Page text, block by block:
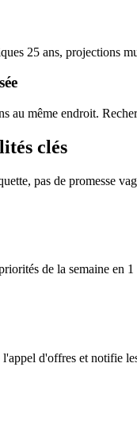
25 ans, projections
au même endroit.
clés
pas de promesse
de la semaine en
d'offres et notifie